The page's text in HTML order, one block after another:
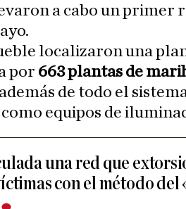
a cabo un primer
localizaron una
por 663 plantas de
de todo el
equipos de
una red que
con el método del